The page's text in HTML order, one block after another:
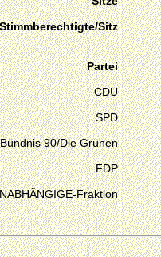
Stimmberechtigte/Sitz
Partei
CDU
SPD
Bündnis 90/Die Grünen
FDP
Fraktion